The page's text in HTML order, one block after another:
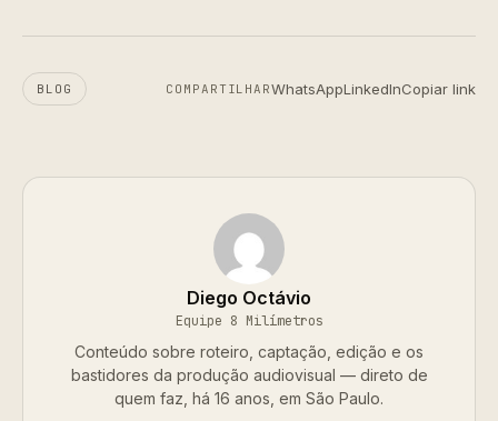
BLOG COMPARTILHARWhatsAppLinkedInCopiar link
Diego Octávio
Equipe 8 Milímetros
Conteúdo sobre roteiro, captação, edição e os
bastidores da produção audiovisual — direto de
quem faz, há 16 anos, em São Paulo.